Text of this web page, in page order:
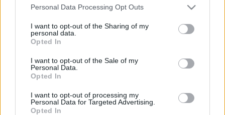
Please note that this website/app uses one or more Google
not limited to your visit or usage behaviour. You may click to
grant or deny consent to Google and its third-party tags to
use your data for below specified purposes in below Google
consent section.
Personal Data Processing Opt Outs
I want to opt-out of the Sharing of my
personal data.
Opted In
I want to opt-out of the Sale of my
Personal Data.
Opted In
I want to opt-out of processing my
Personal Data for Targeted Advertising.
Opted In
a Disney térfelére - ráadásul ezek mostanság szinte
kivétel nélkül szuperhősös filmek. Emiatt - mégha
duzzasztja - különösen fontos egy olyan komoly
hype-ot kapó film megjelenése, mint az Avatar…